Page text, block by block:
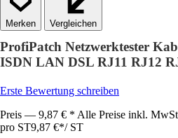
Vergleichen
ProfiPatch Netzwerktester
ISDN LAN DSL RJ11 RJ12
Erste Bewertung schreiben
Preis — 9,87 € * Alle Preise inkl.
pro ST9,87 €*/ ST